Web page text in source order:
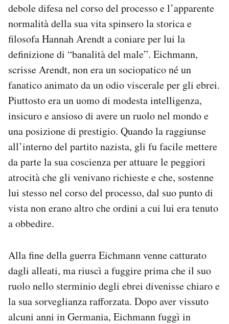
debole difesa nel corso del processo e l’apparente
normalità della sua vita spinsero la storica e
filosofa Hannah Arendt a coniare per lui la
definizione di “banalità del male”. Eichmann,
scrisse Arendt, non era un sociopatico né un
fanatico animato da un odio viscerale per gli ebrei.
Piuttosto era un uomo di modesta intelligenza,
insicuro e ansioso di avere un ruolo nel mondo e
una posizione di prestigio. Quando la raggiunse
all’interno del partito nazista, gli fu facile mettere
da parte la sua coscienza per attuare le peggiori
atrocità che gli venivano richieste e che, sostenne
lui stesso nel corso del processo, dal suo punto di
vista non erano altro che ordini a cui lui era tenuto
a obbedire.
Alla fine della guerra Eichmann venne catturato
dagli alleati, ma riuscì a fuggire prima che il suo
ruolo nello sterminio degli ebrei divenisse chiaro e
la sua sorveglianza rafforzata. Dopo aver vissuto
alcuni anni in Germania, Eichmann fuggì in